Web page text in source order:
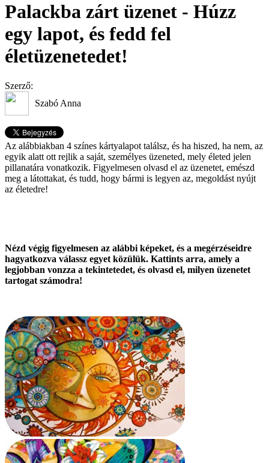
Palackba zárt üzenet - Húzz
egy lapot, és fedd fel
életüzenetedet!
Szerző:
Szabó Anna
Az alábbiakban 4 színes kártyalapot találsz, és ha hiszed, ha nem, az
egyik alatt ott rejlik a saját, személyes üzeneted, mely életed jelen
pillanatára vonatkozik. Figyelmesen olvasd el az üzenetet, emészd
meg a látottakat, és tudd, hogy bármi is legyen az, megoldást nyújt
az életedre!
Nézd végig figyelmesen az alábbi képeket, és a megérzéseidre
hagyatkozva válassz egyet közülük. Kattints arra, amely a
legjobban vonzza a tekintetedet, és olvasd el, milyen üzenetet
tartogat számodra!